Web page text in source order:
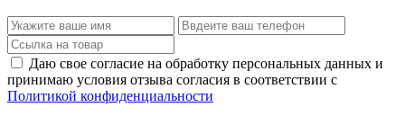
Даю свое согласие на обработку персональных данных и
принимаю условия отзыва согласия в соответствии с
Политикой конфиденциальности